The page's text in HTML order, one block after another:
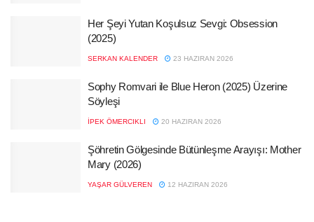
Her Şeyi Yutan Koşulsuz Sevgi: Obsession
(2025)
SERKAN KALENDER 23 HAZIRAN 2026
Sophy Romvari ile Blue Heron (2025) Üzerine
Söyleşi
İPEK ÖMERCIKLI 20 HAZIRAN 2026
Şöhretin Gölgesinde Bütünleşme Arayışı: Mother
Mary (2026)
YAŞAR GÜLVEREN 12 HAZIRAN 2026